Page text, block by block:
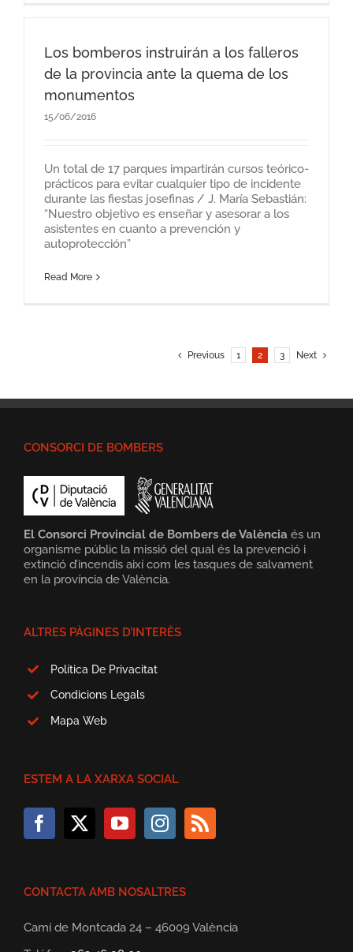
Los bomberos instruirán a los falleros
de la provincia ante la quema de los
monumentos
15/06/2016
Un total de 17 parques impartirán cursos teórico-
prácticos para evitar cualquier tipo de incidente
durante las fiestas josefinas / J. María Sebastián:
“Nuestro objetivo es enseñar y asesorar a los
asistentes en cuanto a prevención y
autoprotección”
Read More
Previous 1 2 3 Next
CONSORCI DE BOMBERS
El Consorci Provincial de Bombers de València és un
organisme públic la missió del qual és la prevenció i
extinció d’incendis així com les tasques de salvament
en la província de València.
ALTRES PÀGINES D’INTERÈS
Política De Privacitat
Condicions Legals
Mapa Web
ESTEM A LA XARXA SOCIAL
CONTACTA AMB NOSALTRES
Camí de Montcada 24 – 46009 València